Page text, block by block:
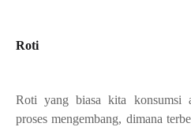
Roti
Roti yang biasa kita konsumsi
proses mengembang, dimana